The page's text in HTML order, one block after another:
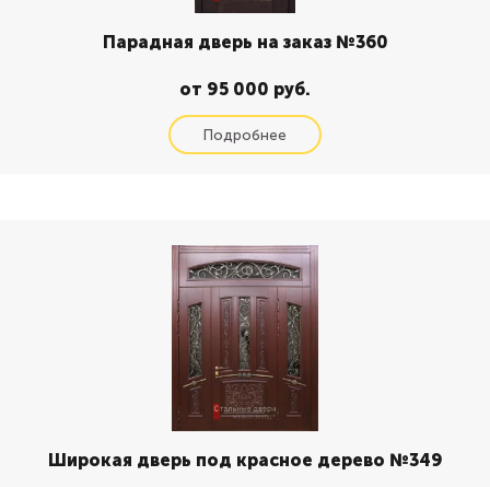
Парадная дверь на заказ №360
от 95 000 руб.
Широкая дверь под красное дерево №349